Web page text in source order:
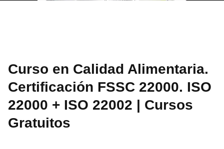
Curso en Calidad Alimentaria.
Certificación FSSC 22000. ISO
22000 + ISO 22002 | Cursos
Gratuitos